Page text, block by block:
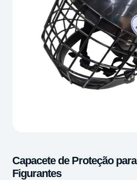
Capacete de Proteção para
Figurantes